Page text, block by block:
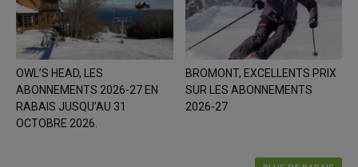
OWL’S HEAD, LES
ABONNEMENTS 2026-27 EN
RABAIS JUSQU’AU 31
OCTOBRE 2026.
BROMONT, EXCELLENTS PRIX
SUR LES ABONNEMENTS
2026-27